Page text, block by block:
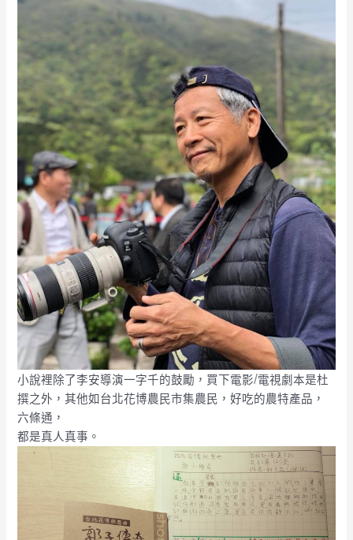
小說裡除了李安導演一字千的鼓勵，買下電影/電視劇本是杜
撰之外，其他如台北花博農民市集農民，好吃的農特產品，
六條通，
都是真人真事。